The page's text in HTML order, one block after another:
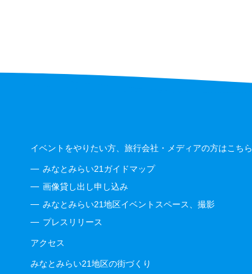
イベントをやりたい方、旅行会社・メディアの方はこちら
みなとみらい21ガイドマップ
画像貸し出し申し込み
みなとみらい21地区イベントスペース、撮影
プレスリリース
アクセス
みなとみらい21地区の街づくり